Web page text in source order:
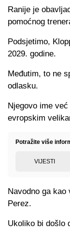
Ranije je
pomoćnog
Podsjetimo,
2029. godine.
Međutim, to ne
odlasku.
Njegovo ime
evropskim
Potražite više
VIJESTI
Navodno ga
Perez.
Ukoliko bi došlo